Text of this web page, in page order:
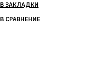
В ЗАКЛАДКИ
В СРАВНЕНИЕ